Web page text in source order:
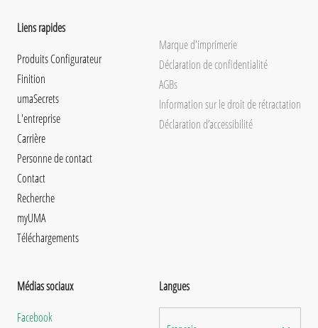
Liens rapides
Produits Configurateur
Finition
umaSecrets
L'entreprise
Carrière
Personne de contact
Contact
Recherche
myUMA
Téléchargements
Marque d'imprimerie
Déclaration de confidentialité
AGBs
Information sur le droit de rétractation
Déclaration d’accessibilité
Médias sociaux
Facebook
Langues